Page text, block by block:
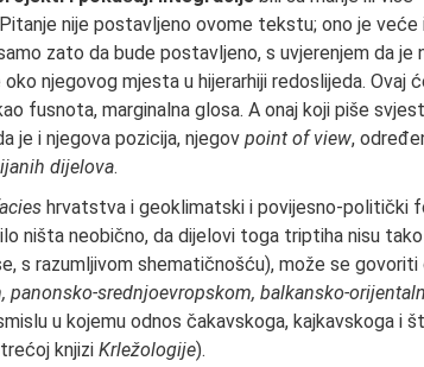
nije postavljeno ovome tekstu; ono je
zato da bude postavljeno, s uvjerenjem da
njegovog mjesta u hijerarhiji redoslijeda. Ovaj
fusnota, marginalna glosa. A onaj koji piše
je i njegova pozicija, njegov po­int of view,
dijelova.
hrvatstva i geoklimatski i povijesno-politički
ništa neobično, da dijelovi toga triptiha nisu tako
s razumljivom shematičnošću), može se
panonsko-srednjoevropskom, balkansko-
u kojemu odnos čakavskoga, kajkav­skoga i
knjizi Krležologije).